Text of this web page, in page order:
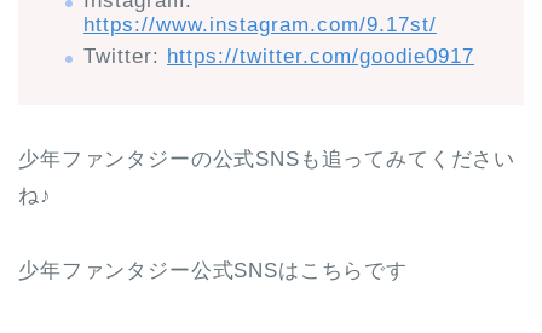
https://www.instagram.com/9.17st/
Twitter: https://twitter.com/goodie0917
少年ファンタジーの公式SNSも追ってみてください
ね♪
少年ファンタジー公式SNSはこちらです